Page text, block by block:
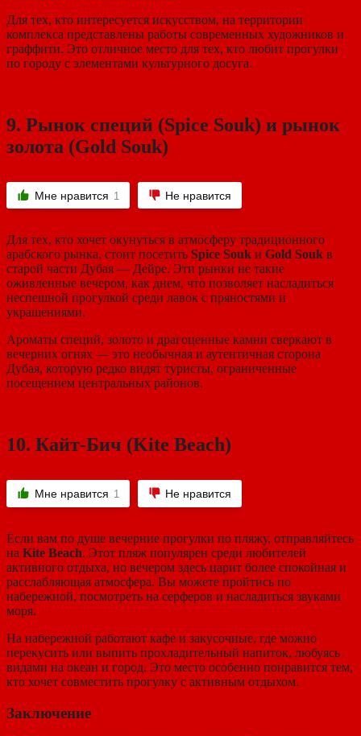
Для тех, кто интересуется искусством, на территории
комплекса представлены работы современных художников и
граффити. Это отличное место для тех, кто любит прогулки
по городу с элементами культурного досуга.
9. Рынок специй (Spice Souk) и рынок
золота (Gold Souk)
Мне нравится 1 Не нравится
Для тех, кто хочет окунуться в атмосферу традиционного
арабского рынка, стоит посетить Spice Souk и Gold Souk в
старой части Дубая — Дейре. Эти рынки не такие
оживленные вечером, как днем, что позволяет насладиться
неспешной прогулкой среди лавок с пряностями и
украшениями.
Ароматы специй, золото и драгоценные камни сверкают в
вечерних огнях — это необычная и аутентичная сторона
Дубая, которую редко видят туристы, ограниченные
посещением центральных районов.
10. Кайт-Бич (Kite Beach)
Мне нравится 1 Не нравится
Если вам по душе вечерние прогулки по пляжу, отправляйтесь
на Kite Beach. Этот пляж популярен среди любителей
активного отдыха, но вечером здесь царит более спокойная и
расслабляющая атмосфера. Вы можете пройтись по
набережной, посмотреть на серферов и насладиться звуками
моря.
На набережной работают кафе и закусочные, где можно
перекусить или выпить прохладительный напиток, любуясь
видами на океан и город. Это место особенно понравится тем,
кто хочет совместить прогулку с активным отдыхом.
Заключение